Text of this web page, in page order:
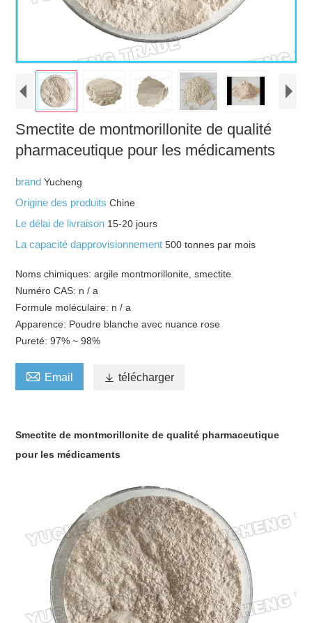
Smectite de montmorillonite de qualité
pharmaceutique pour les médicaments
brandYucheng
Origine des produitsChine
Le délai de livraison 15-20 jours
La capacité dapprovisionnement500 tonnes par mois
Noms chimiques: argile montmorillonite, smectite
Numéro CAS: n / a
Formule moléculaire: n / a
Apparence: Poudre blanche avec nuance rose
Pureté: 97% ~ 98%
 Email  télécharger
Smectite de montmorillonite de qualité pharmaceutique
pour les médicaments